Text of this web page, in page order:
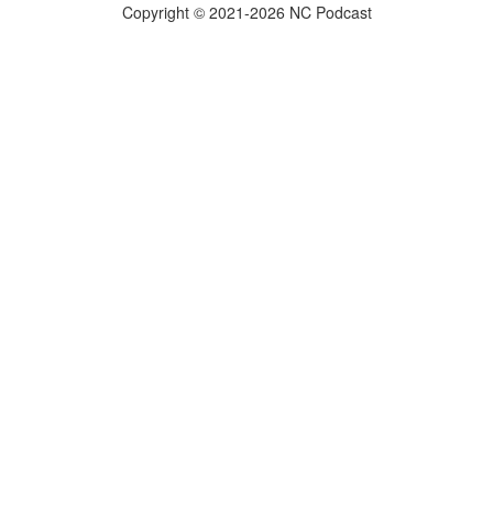
Copyright © 2021-2026 NC Podcast